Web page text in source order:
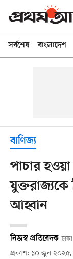
সর্বশেষ বাংলাদেশ
বাণিজ্য
পাচার
যুক্তরাজ্যকে
আহ্বান
নিজস্ব প্রতিবেদক ঢাকা
প্রকাশ: ১০ জুন